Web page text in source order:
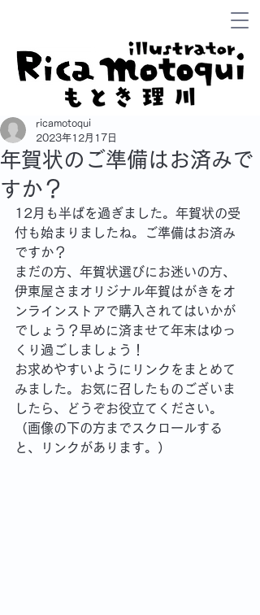
年賀状のご準備はお済みで
すか？
ricamotoqui
2023年12月17日
12月も半ばを過ぎました。年賀状の受
付も始まりましたね。ご準備はお済み
ですか？
まだの方、年賀状選びにお迷いの方、
伊東屋さまオリジナル年賀はがきをオ
ンラインストアで購入されてはいかが
でしょう？早めに済ませて年末はゆっ
くり過ごしましょう！
お求めやすいようにリンクをまとめて
みました。お気に召したものございま
したら、どうぞお役立てください。
（画像の下の方までスクロールする
と、リンクがあります。）